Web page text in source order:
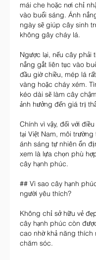
mái che hoặc nơi chỉ
vào buổi sáng. Ánh
ngày sẽ giúp cây sinh
không gây cháy lá.
Ngược lại, nếu cây phải
nắng gắt liên tục vào
đầu giờ chiều, mép lá
vàng hoặc cháy xém.
kéo dài sẽ làm cây
ảnh hưởng đến giá trị
Chính vì vậy, đối với
tại Việt Nam, môi
ánh sáng tự nhiên ổn
xem là lựa chọn phù
cây hạnh phúc.
## Vì sao cây hạnh
người yêu thích?
Không chỉ sở hữu vẻ
cây hạnh phúc còn
cao nhờ khả năng thích
chăm sóc.